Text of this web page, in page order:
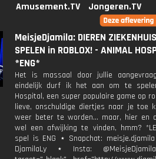
Amusement.TV
Jongeren.TV
MeisjeDjamila: DIEREN ZIEKENHUIS
SPELEN in ROBLOX! - ANIMAL
*ENG*
Het is massaal door jullie
eindelijk durf ik het aan om te
Hospital, een super populaire game op
lieve, onschuldige diertjes naar je toe
weer beter te worden... maar, hier en
wel een afwijking te vinden, hmm?
spel is ENG ⋆ Snapchat:
DjamilaLy ⋆ Insta: